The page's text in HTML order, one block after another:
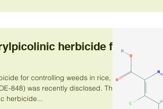
herbicide for
for controlling weeds in rice,
848) was recently disclosed. This
herbicide...